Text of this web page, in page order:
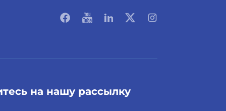
на нашу рассылку